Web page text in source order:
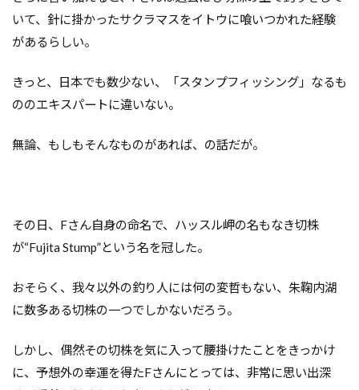
いて、針に掛かったサクラマスをイトウに喰いつかれた経験
があるらしい。
きっと、日本でも数少ない、「スタンプフィッシング」なるも
ののエキスパートに違いない。
無論、もしもそんなものがあれば、の話だが。
その日、Fさん自身の命名で、ハッスル岬の名もなき切株
が“Fujita Stump”という名を冠した。
おそらく、我々以外の釣り人には何の変哲もない、朱鞠内湖
に数多ある切株の一つでしかないだろう。
しかし、偶然その切株を気に入って腰掛けたことをきっかけ
に、予想外の幸運を得たFさんにとっては、非常に思い出深